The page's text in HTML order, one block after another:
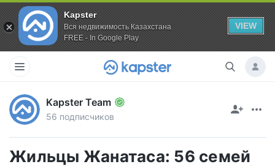
Kapster
Вся недвижимость Казахстана
FREE - In Google Play
VIEW
Kapster Team
56 подписчиков
Жильцы Жанатаса: 56 семей